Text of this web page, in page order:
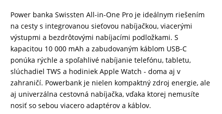
A
MATKA
A
DIEŤA
Power banka Swissten All-in-One Pro je ideálnym riešením
na cesty s integrovanou sieťovou nabíjačkou, viacerými
výstupmi a bezdrôtovými nabíjacími podložkami. S
kapacitou 10 000 mAh a zabudovaným káblom USB-C
ponúka rýchle a spoľahlivé nabíjanie telefónu, tabletu,
slúchadiel TWS a hodiniek Apple Watch - doma aj v
zahraničí. Powerbank je nielen kompaktný zdroj energie, ale
aj univerzálna cestovná nabíjačka, vďaka ktorej nemusíte
nosiť so sebou viacero adaptérov a káblov.